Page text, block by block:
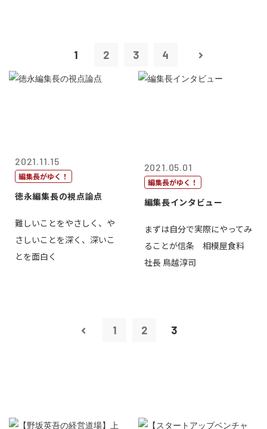
1 2 3 4
2021.11.15
編集長がゆく！
徳永編集長の視点論点
難しいことをやさしく、や
さしいことを深く、深いこ
とを面白く
2021.05.01
編集長がゆく！
編集長インタビュー
まずは自分で実際にやってみ
ることが信条 相模屋食料
社長 鳥越淳司
1 2 3